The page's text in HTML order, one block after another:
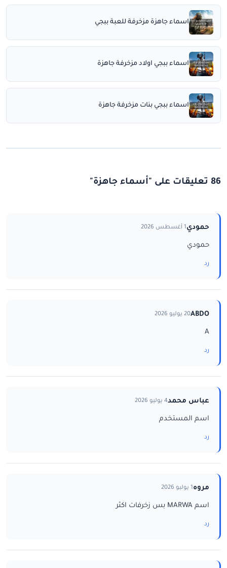
اسماء جاهزة مزخرفة للعبة ببجي
اسماء ببجي اولاد مزخرفة جاهزة
اسماء ببجي بنات مزخرفة جاهزة
86 تعليقات على "أسماء جاهزة"
حمودي1 أغسطس 2026
حمودي
رد
ABDO20 يوليو 2026
A
رد
عباس محمد4 يوليو 2026
اسم المستخدم
رد
مروه1 يوليو 2026
اسم MARWA بس زخرفات اكثر
رد